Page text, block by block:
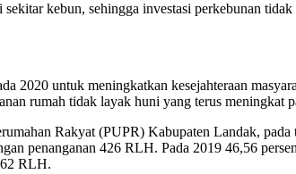
kebun, sehingga investasi perkebunan
2020 untuk meningkatkan kesejahteraan
rumah tidak layak huni yang terus meningkat
Rakyat (PUPR) Kabupaten Landak,
penanganan 426 RLH. Pada 2019 46,56
RLH.